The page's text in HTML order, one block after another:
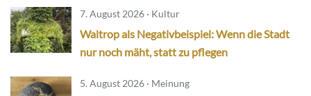
7. August 2026 · Kultur
Waltrop als Negativbeispiel: Wenn die Stadt
nur noch mäht, statt zu pflegen
5. August 2026 · Meinung